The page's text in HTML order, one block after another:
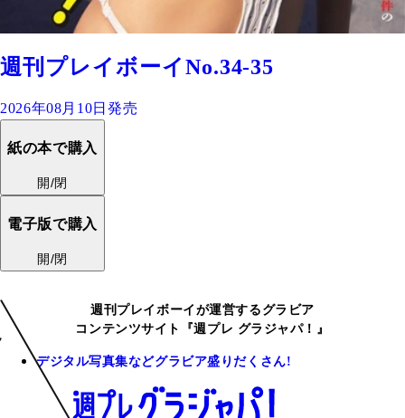
週刊プレイボーイNo.34-35
2026年08月10日発売
紙の本で購入
開/閉
電子版で購入
開/閉
週刊プレイボーイが運営するグラビア
コンテンツサイト『週プレ グラジャパ！』
デジタル写真集などグラビア盛りだくさん!